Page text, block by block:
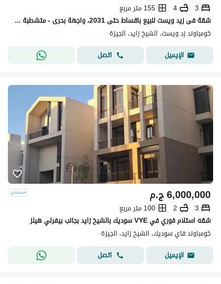
3
4
155 متر مربع
شقة فى زيد ويست للبيع باقساط حتى 2031، واجهة بحرى - متشطبة بالكامل
كومباوند زد ويست، الشيخ زايد، الجيزة
الإيميل
اتصل
ج.م6,000,000
3
2
100 متر مربع
شقه استلام فوري في VYE سوديك بالشيخ زايد بجانب بيفرلي هيلز
كومباوند فاي سوديك، الشيخ زايد، الجيزة
الإيميل
اتصل